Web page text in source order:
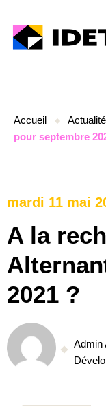
Accueil
pour septembre
mardi 11 mai
A la
2021 ?
Admin